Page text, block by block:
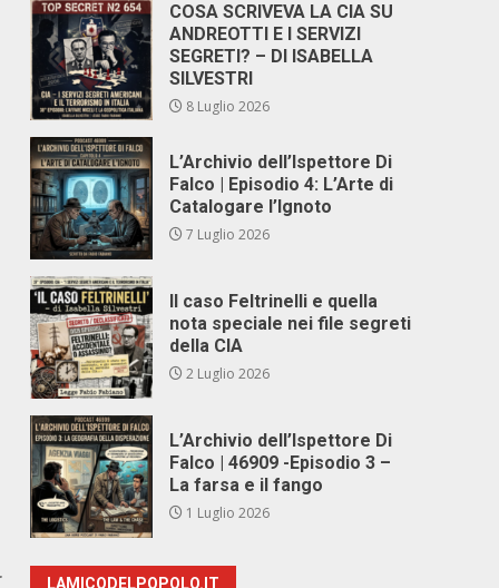
COSA SCRIVEVA LA CIA SU
ANDREOTTI E I SERVIZI
SEGRETI? – DI ISABELLA
SILVESTRI
8 Luglio 2026
L’Archivio dell’Ispettore Di
Falco | Episodio 4: L’Arte di
Catalogare l’Ignoto
7 Luglio 2026
Il caso Feltrinelli e quella
nota speciale nei file segreti
della CIA
2 Luglio 2026
L’Archivio dell’Ispettore Di
Falco | 46909 -Episodio 3 –
La farsa e il fango
1 Luglio 2026
LAMICODELPOPOLO.IT